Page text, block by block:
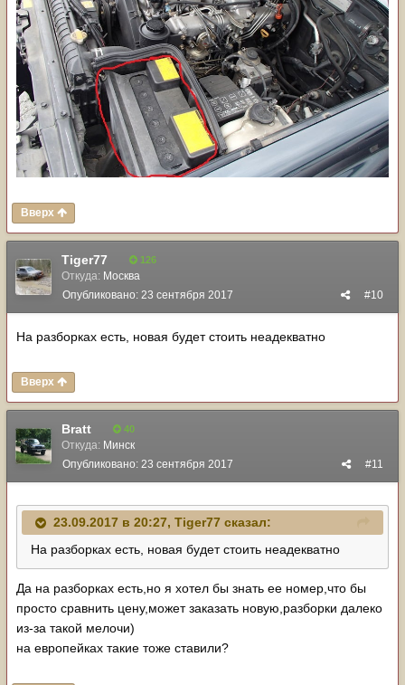
Вверх
Tiger77 126
Откуда: Москва
#10
Опубликовано: 23 сентября 2017
На разборках есть, новая будет стоить неадекватно
Вверх
Bratt 40
Откуда: Минск
#11
Опубликовано: 23 сентября 2017
23.09.2017 в 20:27, Tiger77 сказал:
На разборках есть, новая будет стоить неадекватно
Да на разборках есть,но я хотел бы знать ее номер,что бы
просто сравнить цену,может заказать новую,разборки далеко
из-за такой мелочи)
на европейках такие тоже ставили?